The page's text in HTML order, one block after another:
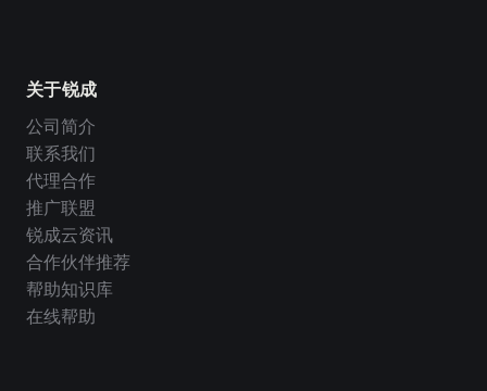
关于锐成
公司简介
联系我们
代理合作
推广联盟
锐成云资讯
合作伙伴推荐
帮助知识库
在线帮助